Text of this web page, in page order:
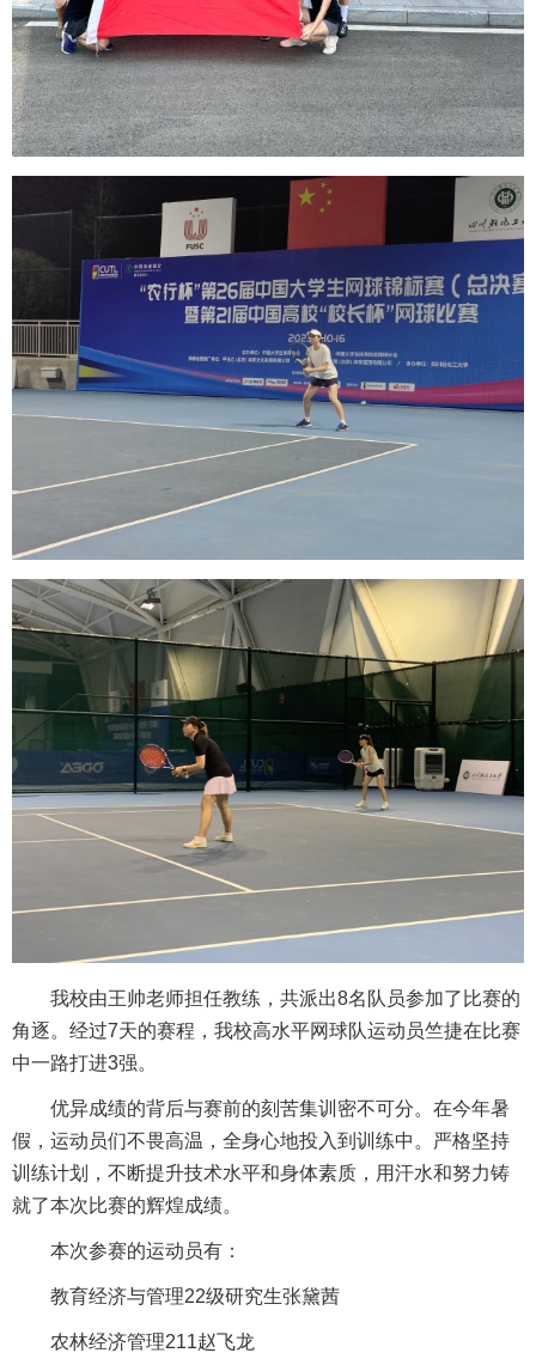
我校由王帅老师担任教练，共派出8名队员参加了比赛的
角逐。经过7天的赛程，我校高水平网球队运动员竺捷在比赛
中一路打进3强。
优异成绩的背后与赛前的刻苦集训密不可分。在今年暑
假，运动员们不畏高温，全身心地投入到训练中。严格坚持
训练计划，不断提升技术水平和身体素质，用汗水和努力铸
就了本次比赛的辉煌成绩。
本次参赛的运动员有：
教育经济与管理22级研究生张黛茜
农林经济管理211赵飞龙